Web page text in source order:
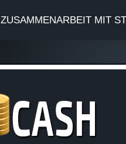
ZUSAMMENARBEIT MIT